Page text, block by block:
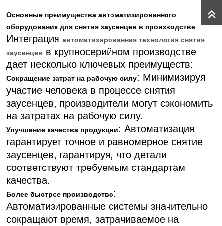
Основные преимущества автоматизированного
оборудования для снятия заусенцев в производстве
Интеграцияавтоматизированная технология снятия
заусенцев в крупносерийном производстве
дает несколько ключевых преимуществ:
Сокращение затрат на рабочую силу: Минимизируя
участие человека в процессе снятия
заусенцев, производители могут сэкономить
на затратах на рабочую силу.
Улучшение качества продукции: Автоматизация
гарантирует точное и равномерное снятие
заусенцев, гарантируя, что детали
соответствуют требуемым стандартам
качества.
Более быстрое производство:
Автоматизированные системы значительно
сокращают время, затрачиваемое на